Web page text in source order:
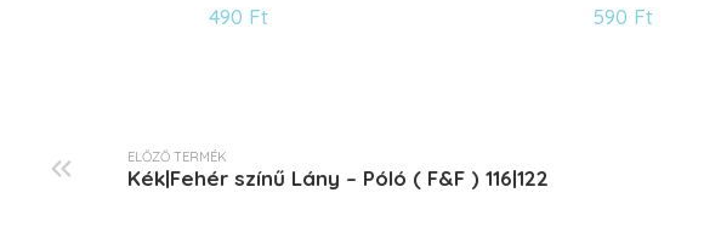
490 Ft 590 Ft
ELŐZŐ TERMÉK
Kék|Fehér színű Lány – Póló ( F&F ) 116|122